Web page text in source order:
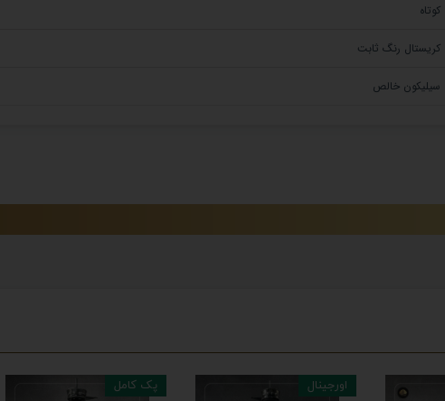
کوتاه
کریستال رنگ ثابت
سیلیکون خالص
پک کامل اورجینال